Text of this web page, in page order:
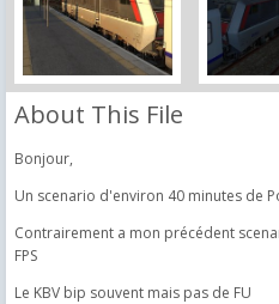
About This File
Bonjour,
Un scenario d'environ 40 minutes de
Contrairement a mon précédent
FPS
Le KBV bip souvent mais pas de FU